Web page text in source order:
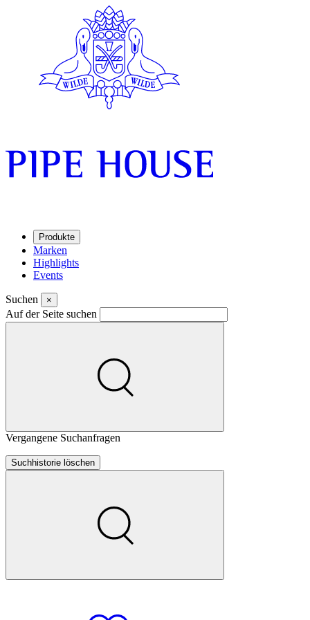
Produkte
Marken
Highlights
Events
Suchen ×
Auf der Seite suchen
Vergangene Suchanfragen
Suchhistorie löschen